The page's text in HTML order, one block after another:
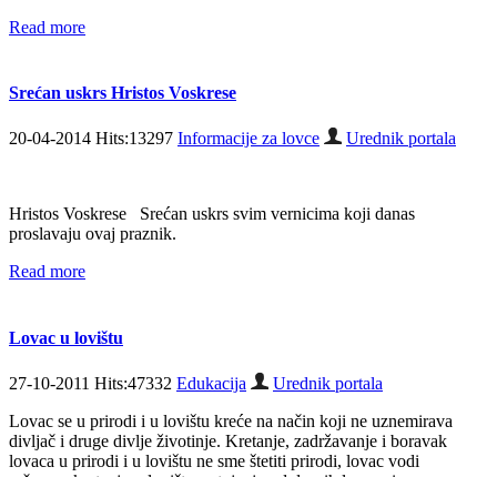
Read more
Srećan uskrs Hristos Voskrese
20-04-2014 Hits:13297 Informacije za lovce Urednik portala
Hristos Voskrese Srećan uskrs svim vernicima koji danas
proslavaju ovaj praznik.
Read more
Lovac u lovištu
27-10-2011 Hits:47332 Edukacija
Urednik portala
Lovac se u prirodi i u lovištu kreće na način koji ne uznemirava
divljač i druge divlje životinje. Kretanje, zadržavanje i boravak
lovaca u prirodi i u lovištu ne sme štetiti prirodi, lovac vodi